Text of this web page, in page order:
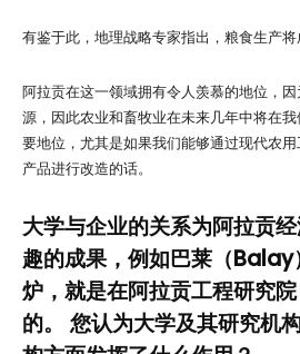
有鉴于此，地理战略专家指出，粮食生产将
阿拉贡在这一领域拥有令人羡慕的地位，
源，因此农业和畜牧业在未来几年中将在
要地位，尤其是如果我们能够通过现代农
产品进行改造的话。
大学与企业的关系为阿拉贡
趣的成果，例如巴莱（
炉，就是在阿拉贡工程研究
的。 您认为大学及其研究机